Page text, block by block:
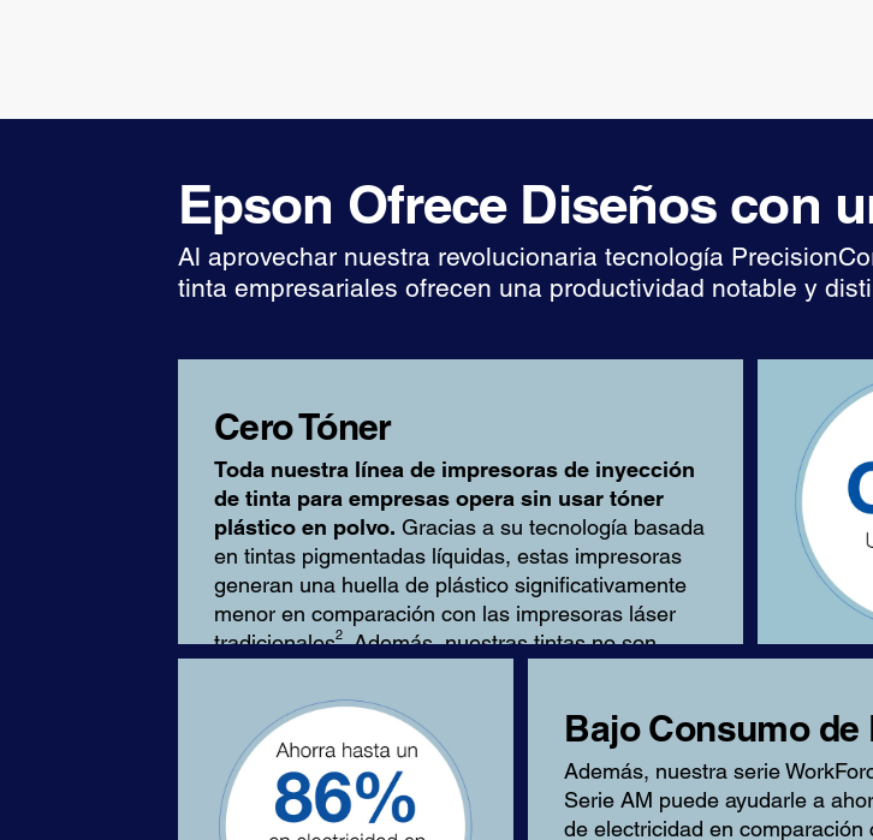
Epson Ofrece Diseños con
Al aprovechar nuestra revolucionaria tecnología
tinta empresariales ofrecen una productividad notable y
Cero Tóner
Toda nuestra línea de impresoras de inyección
de tinta para empresas opera sin usar tóner
plástico en polvo. Gracias a su tecnología basada
en tintas pigmentadas líquidas, estas impresoras
generan una huella de plástico significativamente
menor en comparación con las impresoras láser
tradicionales2. Además, nuestras tintas no son
decoloración.
Bajo Consumo de
Además, nuestra serie
Serie AM puede ayudarle a
de electricidad en comparación